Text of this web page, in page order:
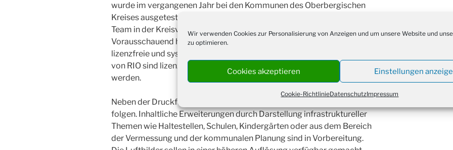
Wir verwenden Cookies zur Personalisierung von Anzeigen und um unsere Website und
zu optimieren.
Cookies akzeptieren Einstellungen
Cookie-RichtlinieDatenschutzImpressum
wurde im vergangenen Jahr bei den Kommunen des Oberbergischen
Kreises ausgetestet. Dürr: „Ein kleines, aber fachlich gut aufgestelltes
Team in der Kreisverwaltung, steht hinter der Anwendung.“
Vorausschauend habe sich die Kreisverwaltung bereits 2003 für
lizenzfreie und systemoffene Software entschieden. Alle Komponenten
von RIO sind lizenzfrei. Dadurch können die Kosten gering gehalten
werden.
Neben der Druckfunktion werden weitere Ausbaustufen von RIO
folgen. Inhaltliche Erweiterungen durch Darstellung infrastruktureller
Themen wie Haltestellen, Schulen, Kindergärten oder aus dem Bereich
der Vermessung und der kommunalen Planung sind in Vorbereitung.
24.12.